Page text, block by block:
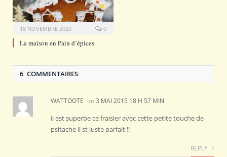
18 NOVEMBRE 2020 0
La maison en Pain d’épices
6 COMMENTAIRES
WATTOOTE on3 MAI 2015 18 H 57 MIN
il est superbe ce fraisier avec cette petite touche de
psitache il st juste parfait !!
REPLY